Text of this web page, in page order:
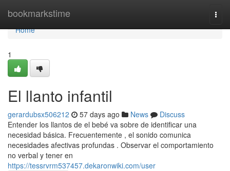
bookmarkstime
Home
Home
1
El llanto infantil
gerardubsx506212 57 days ago News
Discuss
Entender los llantos de el bebé va sobre de identificar una
necesidad básica. Frecuentemente , el sonido comunica
necesidades afectivas profundas . Observar el comportamiento
no verbal y tener en
https://tessrvrm537457.dekaronwiki.com/user